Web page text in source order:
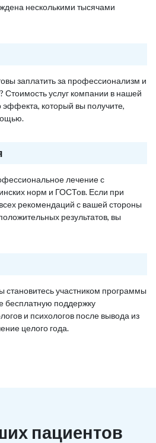
несколькими тысячами
заплатить за профессионализм и
Стоимость услуг компании в нашей
эффекта, который вы получите,
лечение с
норм и ГОСТов. Если при
рекомендаций с вашей стороны
результатов, вы
становитесь участником программы
бесплатную поддержку
и психологов после вывода из
целого года.
пациентов